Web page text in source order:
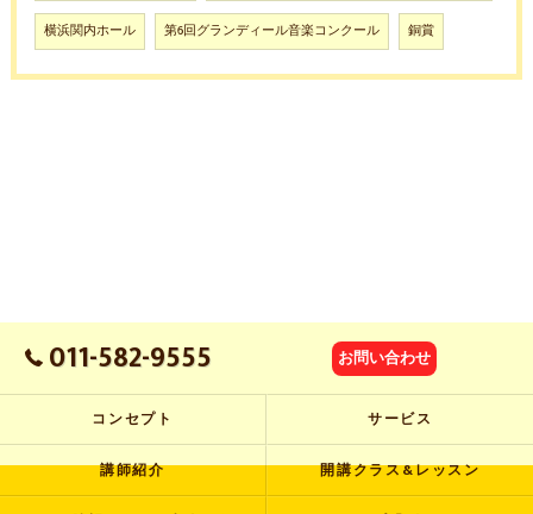
横浜関内ホール 第6回グランディール音楽コンクール 銅賞
011-582-9555 お問い合わせ
コンセプト サービス
講師紹介 開講クラス&レッスン